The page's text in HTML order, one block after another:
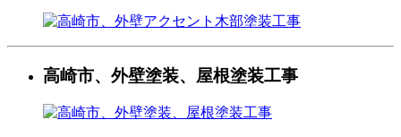
高崎市、外壁塗装、屋根塗装工事